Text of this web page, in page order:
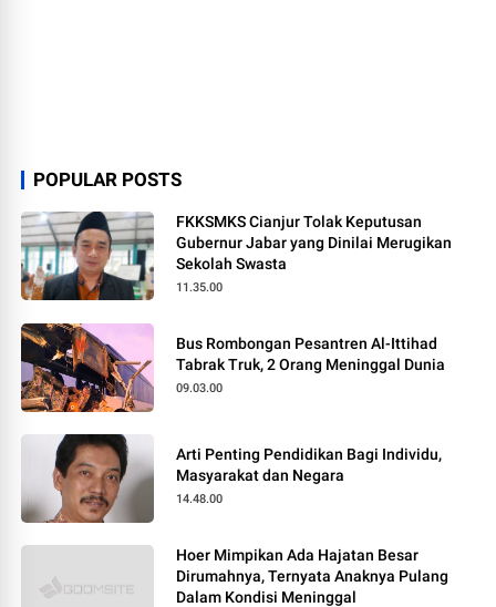
POPULAR POSTS
FKKSMKS Cianjur Tolak Keputusan
Gubernur Jabar yang Dinilai Merugikan
Sekolah Swasta
11.35.00
Bus Rombongan Pesantren Al-Ittihad
Tabrak Truk, 2 Orang Meninggal Dunia
09.03.00
Arti Penting Pendidikan Bagi Individu,
Masyarakat dan Negara
14.48.00
Hoer Mimpikan Ada Hajatan Besar
Dirumahnya, Ternyata Anaknya Pulang
Dalam Kondisi Meninggal